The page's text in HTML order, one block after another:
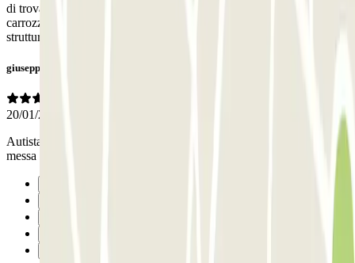
di trovare l’auto con le guarnizioni delle portiere attaccate alla
carrozzeria, visto che in Sicilia il sole c’è sempre. Cmq ottima
struttura e personale gentile e qualificato.
giuseppe
20/01/2026
Autista speccacolare, l'andata eravamo in ritardo, ma la struttura si è
messa in completa disposizione. AUTISTA SUPER